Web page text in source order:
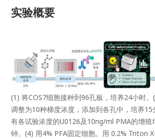
实验概要
(1) 将COS7细胞接种到96孔板，培养24小时
调整为10种梯度浓度，添加到各孔中，培养15
有各试验浓度的U0126及10ng/ml PMA的增殖
钟。(4) 用4% PFA固定细胞。用 0.2% Triton